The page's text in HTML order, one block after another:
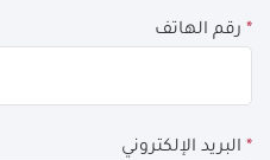
*
*